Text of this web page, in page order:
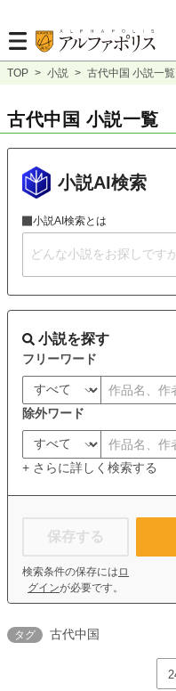
TOP > 小説 > 古代中国 小説一覧
古代中国 小説一覧
小説AI検索
小説AI検索とは
小説を探す
フリーワード
除外ワード
+ さらに詳しく検索する
保存する
検索条件の保存には ロ
グインが必要です。
タグ 古代中国